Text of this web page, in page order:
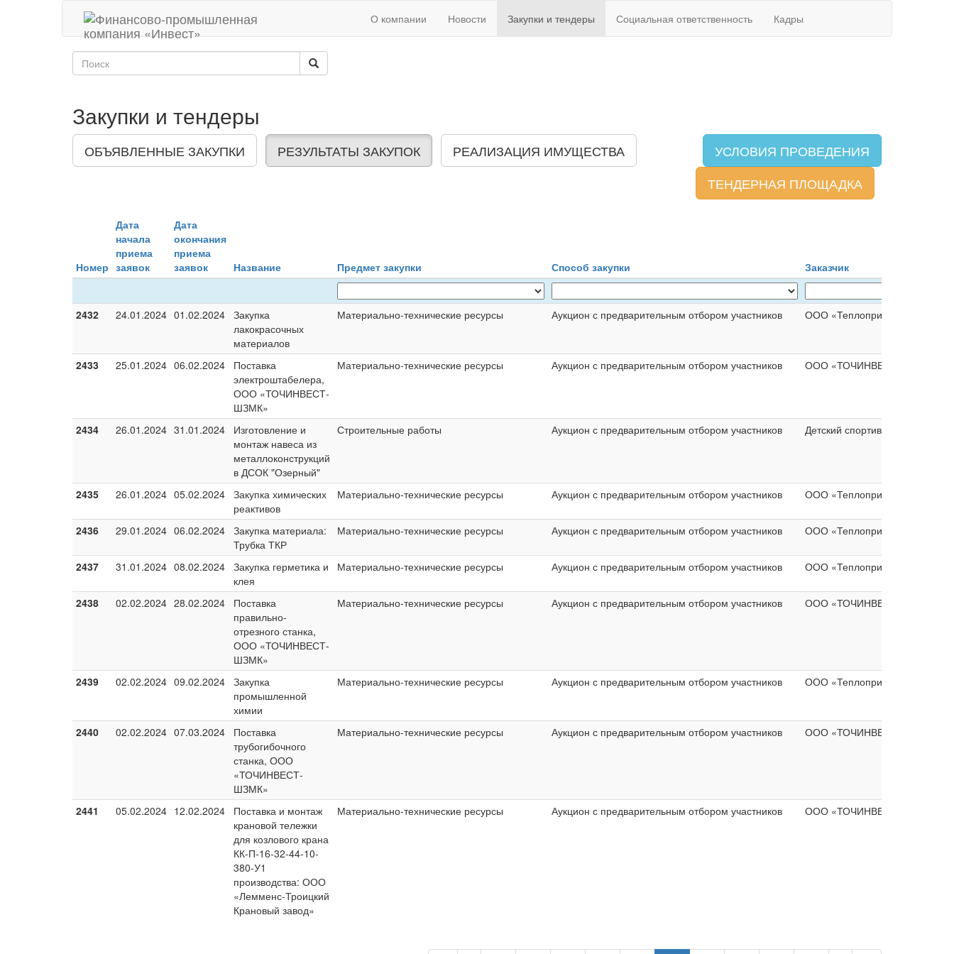
О компании Новости Закупки и тендеры Социальная ответственность Кадры
Закупки и тендеры
ОБЪЯВЛЕННЫЕ ЗАКУПКИ РЕЗУЛЬТАТЫ ЗАКУПОК РЕАЛИЗАЦИЯ ИМУЩЕСТВА
УСЛОВИЯ ПРОВЕДЕНИЯ
ТЕНДЕРНАЯ ПЛОЩАДКА
Номер
Дата
начала
приема
заявок
Дата
окончания
приема
заявок
Название Предмет закупки Способ закупки Заказчик
2432 24.01.2024 01.02.2024 Закупка
лакокрасочных
материалов
Материально-технические ресурсы Аукцион с предварительным отбором участников ООО «Теплоприбор»
2433 25.01.2024 06.02.2024
Поставка
электроштабелера,
ООО «ТОЧИНВЕСТ-
ШЗМК»
Материально-технические ресурсы Аукцион с предварительным отбором участников ООО «ТОЧИНВЕСТ ШЗМК»
2434 26.01.2024 31.01.2024
Изготовление и
монтаж навеса из
металлоконструкций
в ДСОК "Озерный"
Строительные работы Аукцион с предварительным отбором участников Детский спортивно-
2435 26.01.2024 05.02.2024 Закупка химических
реактивов
Материально-технические ресурсы Аукцион с предварительным отбором участников ООО «Теплоприбор»
2436 29.01.2024 06.02.2024 Закупка материала:
Трубка ТКР
Материально-технические ресурсы Аукцион с предварительным отбором участников ООО «Теплоприбор»
2437 31.01.2024 08.02.2024 Закупка герметика и
клея
Материально-технические ресурсы Аукцион с предварительным отбором участников ООО «Теплоприбор»
2438 02.02.2024 28.02.2024
Поставка
правильно-
отрезного станка,
ООО «ТОЧИНВЕСТ-
ШЗМК»
Материально-технические ресурсы Аукцион с предварительным отбором участников ООО «ТОЧИНВЕСТ ШЗМК»
2439 02.02.2024 09.02.2024 Закупка
промышленной
химии
Материально-технические ресурсы Аукцион с предварительным отбором участников ООО «Теплоприбор»
2440 02.02.2024 07.03.2024
Поставка
трубогибочного
станка, ООО
«ТОЧИНВЕСТ-
ШЗМК»
Материально-технические ресурсы Аукцион с предварительным отбором участников ООО «ТОЧИНВЕСТ ШЗМК»
2441 05.02.2024 12.02.2024
Поставка и монтаж
крановой тележки
для козлового крана
КК-П-16-32-44-10-
380-У1
производства: ООО
«Лемменс-Троицкий
Крановый завод»
Материально-технические ресурсы Аукцион с предварительным отбором участников ООО «ТОЧИНВЕСТ ШЗМК»